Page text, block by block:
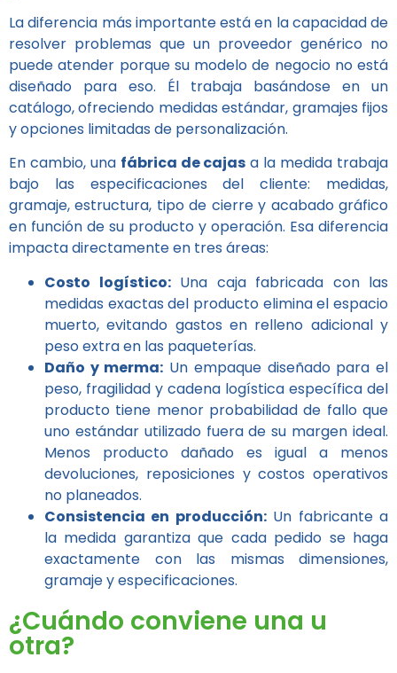
La diferencia más importante está en la capacidad de
resolver problemas que un proveedor genérico no
puede atender porque su modelo de negocio no está
diseñado para eso. Él trabaja basándose en un
catálogo, ofreciendo medidas estándar, gramajes fijos
y opciones limitadas de personalización.
En cambio, una fábrica de cajas a la medida trabaja
bajo las especificaciones del cliente: medidas,
gramaje, estructura, tipo de cierre y acabado gráfico
en función de su producto y operación. Esa diferencia
impacta directamente en tres áreas:
Costo logístico:Una caja fabricada con las
medidas exactas del producto elimina el espacio
muerto, evitando gastos en relleno adicional y
peso extra en las paqueterías.
Daño y merma: Un empaque diseñado para el
peso, fragilidad y cadena logística específica del
producto tiene menor probabilidad de fallo que
uno estándar utilizado fuera de su margen ideal.
Menos producto dañado es igual a menos
devoluciones, reposiciones y costos operativos
no planeados.
Consistencia en producción:Un fabricante a
la medida garantiza que cada pedido se haga
exactamente con las mismas dimensiones,
gramaje y especificaciones.
¿Cuándo conviene una u
otra?